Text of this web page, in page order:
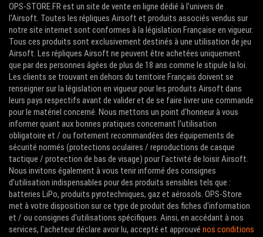
OPS-STORE.FR est un site de vente en ligne dédié à l'univers de
l'Airsoft. Toutes les répliques Airsoft et produits associés vendus sur
notre site internet sont conformes à la législation Française en vigueur.
Tous ces produits sont exclusivement destinés à une utilisation de jeu
Airsoft. Les répliques Airsoft ne peuvent être achetées uniquement
que par des personnes âgées de plus de 18 ans comme le stipule la loi.
Les clients se trouvant en dehors du territoire Français doivent se
renseigner sur la législation en vigueur pour les produits Airsoft dans
leurs pays respectifs avant de valider et de se faire livrer une commande
pour le matériel concerné. Nous mettons un point d'honneur à vous
informer quant aux bonnes pratiques concernant l'utilisation
obligatoire et / ou fortement recommandées des équipements de
sécurité normés (protections oculaires / reproductions de casque
tactique / protection de bas de visage) pour l'activité de loisir Airsoft.
Nous invitons également à vous tenir informé des consignes
d'utilisation indispensables pour des produits sensibles tels que :
batteries LiPo, produits pyrotechniques, gaz et aérosols. OPS-Store
met à votre disposition sur ce type de produit des fiches d'information
et / ou consignes d'utilisations spécifiques. Ainsi, en accédant à nos
services, l'acheteur déclare avoir lu, accepté et approuvé nos conditions